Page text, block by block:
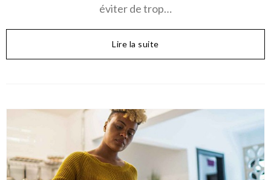
éviter de trop…
Lire la suite